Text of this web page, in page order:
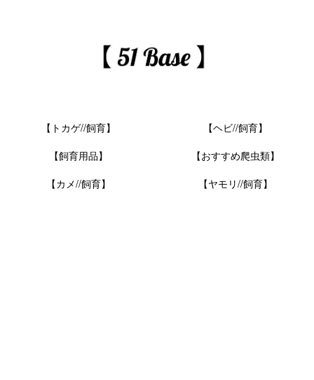
【トカゲ//飼育】
【ヘビ//飼育】
【飼育用品】
【おすすめ爬虫類】
【カメ//飼育】
【ヤモリ//飼育】